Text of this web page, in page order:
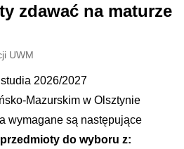
zdawać na maturze
UWM
2026/2027
Mazurskim w Olsztynie
wymagane są następujące
do wyboru z: